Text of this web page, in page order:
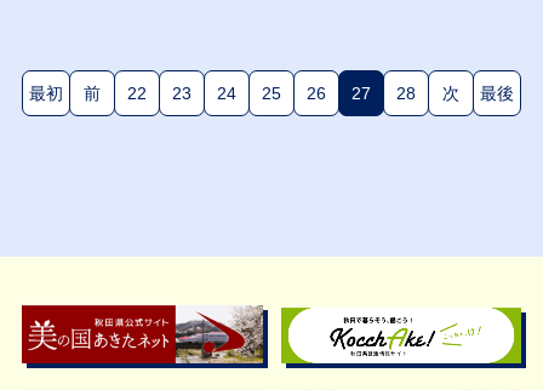
最初 前 22 23 24 25 26 27(現在のページ)
28 次 最後